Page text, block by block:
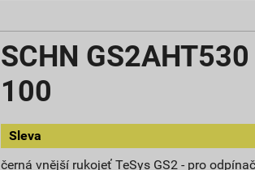
SCHN
100
Sleva
černá vnější rukojeť TeSys GS2 - pro